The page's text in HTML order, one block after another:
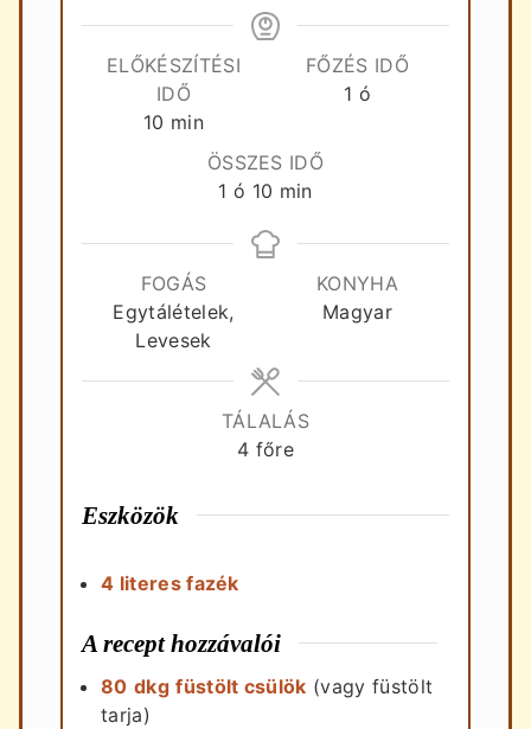
ELŐKÉSZÍTÉSI
IDŐ
10 perc
min
FŐZÉS IDŐ
1 óra
ó
ÖSSZES IDŐ
1 óra
ó 10 perc
min
FOGÁS
Egytálételek,
Levesek
KONYHA
Magyar
TÁLALÁS
4 főre
Eszközök
4 literes fazék
A recept hozzávalói
80 dkg füstölt csülök (vagy füstölt
tarja)